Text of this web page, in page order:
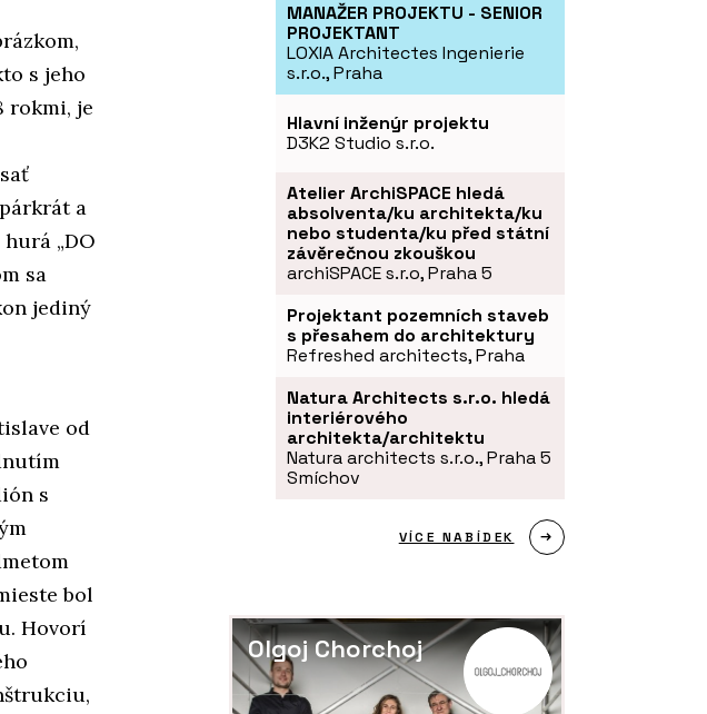
s jeho
rokmi, je
a
„DO
sa
jediný
od
s
bol
Hovorí
MANAŽER PROJEKTU - SENIOR
PROJEKTANT
LOXIA Architectes Ingenierie
s.r.o., Praha
Hlavní inženýr projektu
D3K2 Studio s.r.o.
Atelier ArchiSPACE hledá
absolventa/ku architekta/ku
nebo studenta/ku před státní
závěrečnou zkouškou
archiSPACE s.r.o, Praha 5
Projektant pozemních staveb
s přesahem do architektury
Refreshed architects, Praha
Natura Architects s.r.o. hledá
interiérového
architekta/architektu
Natura architects s.r.o., Praha 5
Smíchov
VÍCE NABÍDEK
Olgoj Chorchoj